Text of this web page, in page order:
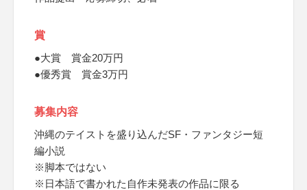
賞
●大賞 賞金20万円
●優秀賞 賞金3万円
募集内容
沖縄のテイストを盛り込んだSF・ファンタジー短
編小説
※脚本ではない
※日本語で書かれた自作未発表の作品に限る